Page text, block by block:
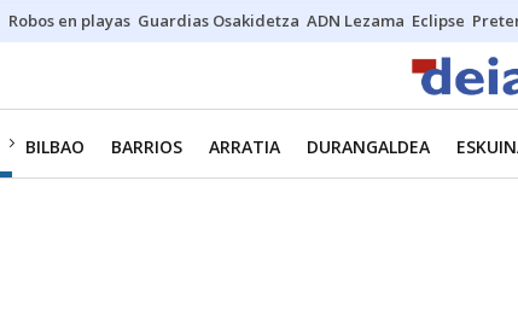
Robos en playas Guardias Osakidetza ADN Lezama Eclipse
BILBAO BARRIOS ARRATIA DURANGALDEA